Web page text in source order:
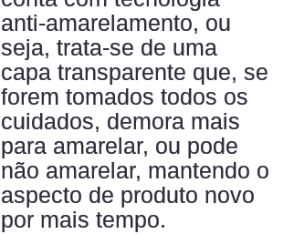
anti-amarelamento, ou
seja, trata-se de uma
capa transparente que, se
forem tomados todos os
cuidados, demora mais
para amarelar, ou pode
não amarelar, mantendo o
aspecto de produto novo
por mais tempo.